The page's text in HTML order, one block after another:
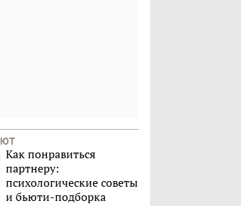
Как понравиться
партнеру:
психологические советы
и бьюти-подборка